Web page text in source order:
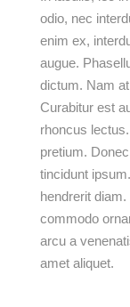
odio, nec
enim ex,
augue.
dictum. Nam
Curabitur est
rhoncus
pretium.
tincidunt
hendrerit
commodo
arcu a
amet aliquet.